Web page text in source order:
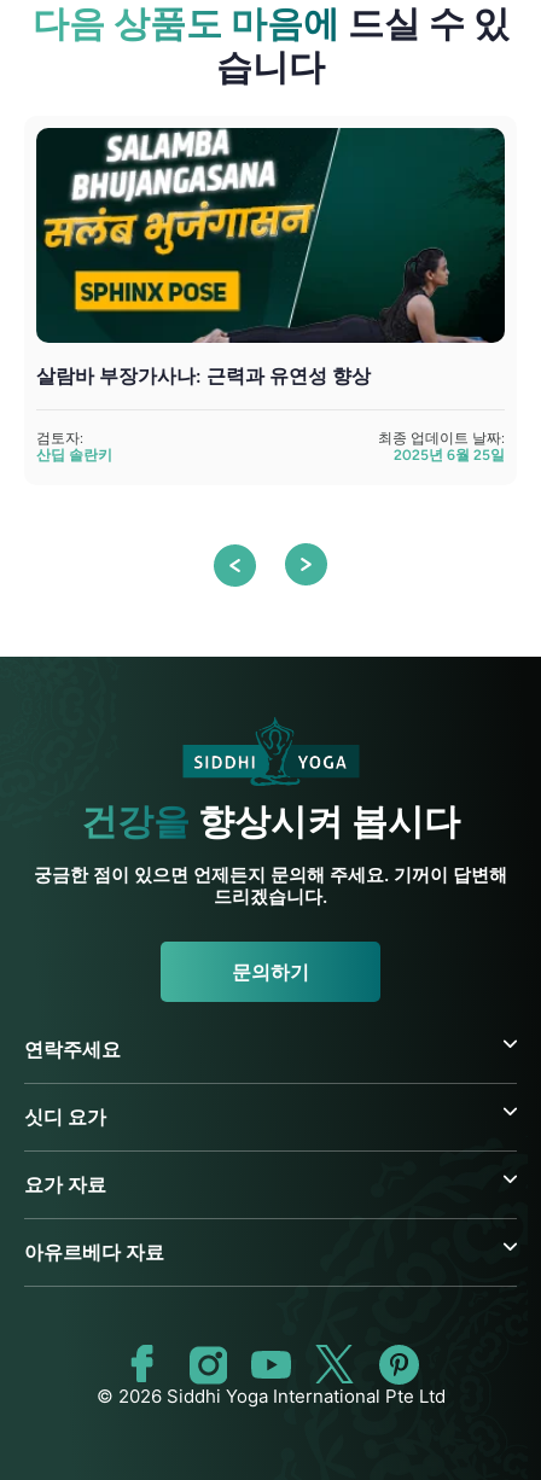
다음 상품도 마음에 드실 수 있
습니다
살람바 부장가사나: 근력과 유연성 향상
검토자:
산딥 솔란키
최종 업데이트 날짜:
2025년 6월 25일
건강을 향상시켜 봅시다
궁금한 점이 있으면 언제든지 문의해 주세요. 기꺼이 답변해
드리겠습니다.
문의하기
연락주세요
싯디 요가
요가 자료
아유르베다 자료
© 2026 Siddhi Yoga International Pte Ltd